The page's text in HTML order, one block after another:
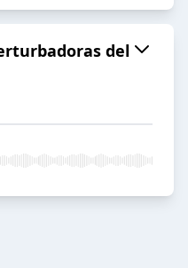
del